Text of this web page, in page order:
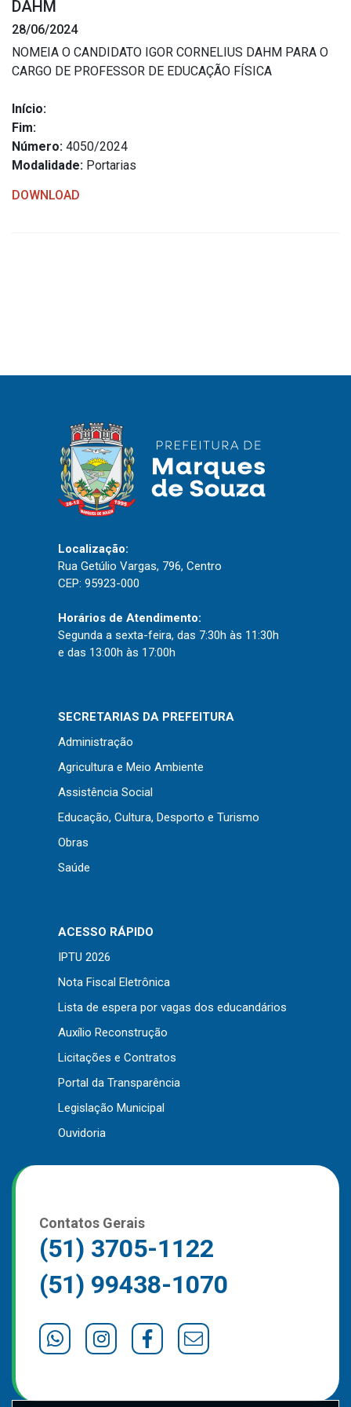
Administração
Agricultura e Meio Ambiente
Ouvidoria
Portal do Cidadão
Portal do Servidor
Publicações
Diário Oficial (Novo)
Recursos Humanos
Processo Seletivo
Outros
Downloads
Notícias
DAHM
28/06/2024
NOMEIA O CANDIDATO IGOR CORNELIUS DAHM PARA O
CARGO DE PROFESSOR DE EDUCAÇÃO FÍSICA
Início:
Fim:
Número: 4050/2024
Modalidade: Portarias
DOWNLOAD
Localização:
Rua Getúlio Vargas, 796, Centro
CEP: 95923-000
Horários de Atendimento:
Segunda a sexta-feira, das 7:30h às 11:30h
e das 13:00h às 17:00h
SECRETARIAS DA PREFEITURA
Administração
Agricultura e Meio Ambiente
Assistência Social
Educação, Cultura, Desporto e Turismo
Obras
Saúde
ACESSO RÁPIDO
IPTU 2026
Nota Fiscal Eletrônica
Lista de espera por vagas dos educandários
Auxílio Reconstrução
Licitações e Contratos
Portal da Transparência
Legislação Municipal
Ouvidoria
Contatos Gerais
(51) 3705-1122
(51) 99438-1070